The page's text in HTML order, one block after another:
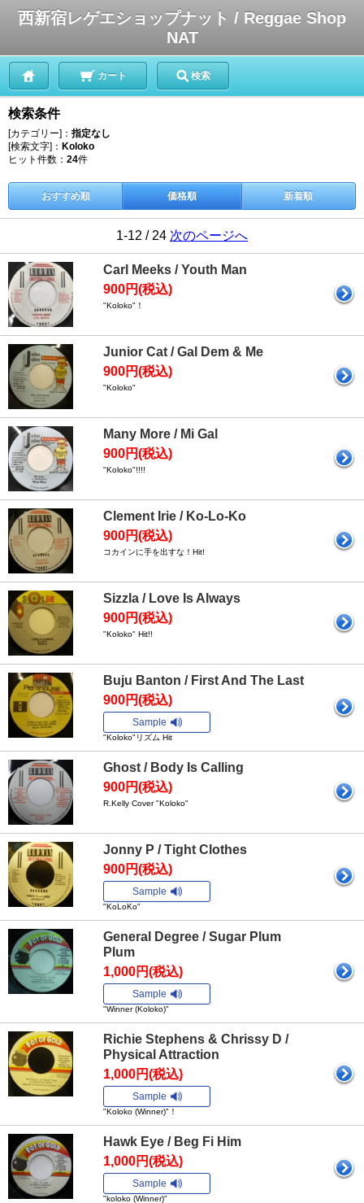
西新宿レゲエショップナット / Reggae Shop
NAT
カート 検索
検索条件
[カテゴリー]： 指定なし
[検索文字]： Koloko
ヒット件数： 24件
おすすめ順 価格順 新着順
1-12 / 24 次のページへ
Carl Meeks / Youth Man
900円(税込)
"Koloko"！
Junior Cat / Gal Dem & Me
900円(税込)
"Koloko"
Many More / Mi Gal
900円(税込)
"Koloko"!!!!
Clement Irie / Ko-Lo-Ko
900円(税込)
コカインに手を出すな！Hit!
Sizzla / Love Is Always
900円(税込)
"Koloko" Hit!!
Buju Banton / First And The Last
900円(税込)
Sample
"Koloko"リズム Hit
Ghost / Body Is Calling
900円(税込)
R.Kelly Cover "Koloko"
Jonny P / Tight Clothes
900円(税込)
Sample
"KoLoKo"
General Degree / Sugar Plum
Plum
1,000円(税込)
Sample
"Winner (Koloko)"
Richie Stephens & Chrissy D /
Physical Attraction
1,000円(税込)
Sample
"Koloko (Winner)"！
Hawk Eye / Beg Fi Him
1,000円(税込)
Sample
"koloko (Winner)"